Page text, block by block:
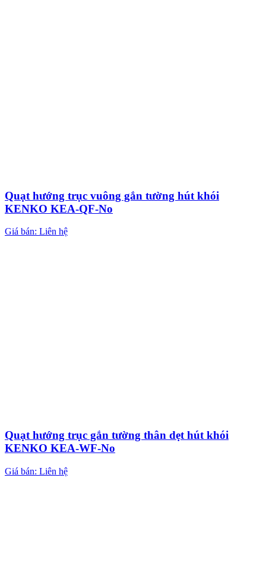
Quạt hướng trục vuông gắn tường hút khói
KENKO KEA-QF-No
Giá bán: Liên hệ
Quạt hướng trục gắn tường thân dẹt hút khói
KENKO KEA-WF-No
Giá bán: Liên hệ